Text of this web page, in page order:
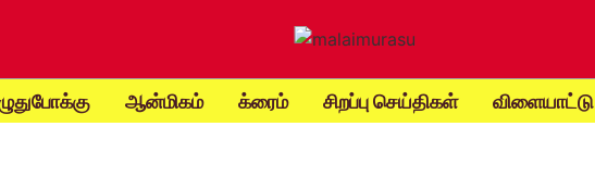
ஆன்மிகம் க்ரைம் சிறப்பு செய்திகள் விளையாட்டு